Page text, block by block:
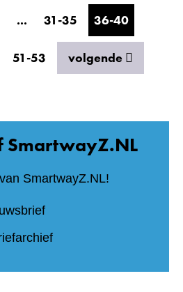
... 31-35 36-40
51-53 volgenderesultaten
SmartwayZ.NL
SmartwayZ.NL!
(verwijst
naar
andere
(verwijst